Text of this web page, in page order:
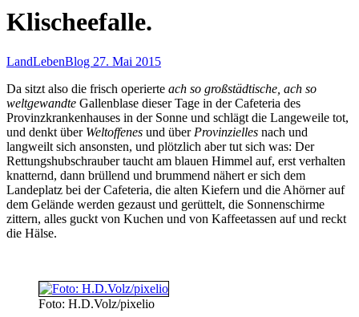
Klischeefalle.
LandLebenBlog 27. Mai 2015
Da sitzt also die frisch operierte ach so großstädtische, ach so
weltgewandte Gallenblase dieser Tage in der Cafeteria des
Provinzkrankenhauses in der Sonne und schlägt die Langeweile tot,
und denkt über Weltoffenes und über Provinzielles nach und
langweilt sich ansonsten, und plötzlich aber tut sich was: Der
Rettungshubschrauber taucht am blauen Himmel auf, erst verhalten
knatternd, dann brüllend und brummend nähert er sich dem
Landeplatz bei der Cafeteria, die alten Kiefern und die Ahörner auf
dem Gelände werden gezaust und gerüttelt, die Sonnenschirme
zittern, alles guckt von Kuchen und von Kaffeetassen auf und reckt
die Hälse.
Foto: H.D.Volz/pixelio